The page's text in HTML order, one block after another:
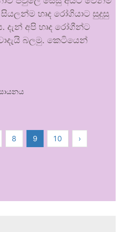
හෘද රෝගියාට සුදුසු
දැන් අපි හෘද රෝගීන්ට
බලමු. කෙටියෙන්
8 9 10 ›